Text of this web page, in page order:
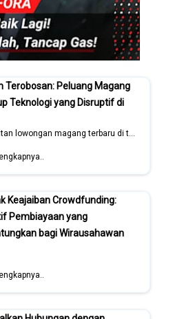
Terobosan: Peluang Magang
Teknologi yang Disruptif di
Kesempatan lowongan magang terbaru di tahun 2026
Keajaiban Crowdfunding:
Pembiayaan yang
bagi Wirausahawan